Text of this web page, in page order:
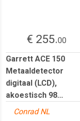
€ 255.00
Garrett ACE 150
Metaaldetector
digitaal (LCD),
akoestisch 98...
Conrad NL